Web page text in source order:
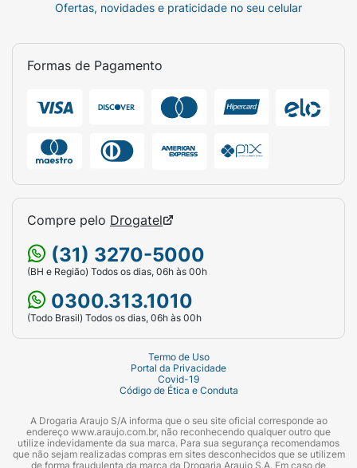
Ofertas, novidades e praticidade no seu celular
Formas de Pagamento
Compre pelo Drogatel
(31) 3270-5000
(BH e Região) Todos os dias, 06h às 00h
0300.313.1010
(Todo Brasil) Todos os dias, 06h às 00h
Termo de Uso
Portal da Privacidade
Covid-19
Código de Ética e Conduta
A Drogaria Araujo S/A informa que o seu site oficial corresponde ao
endereço www.araujo.com.br, não reconhecendo qualquer outro que
utilize indevidamente da sua marca. Para sua segurança recomendamos
que não sejam realizadas compras em sites desconhecidos que se utilizem
de forma fraudulenta da marca da Drogaria Araujo S.A. Em caso de